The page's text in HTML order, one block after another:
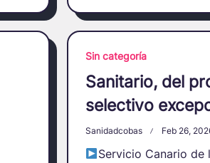
Sin categoría
Sanitario, del
selectivo
Sanidadcobas Feb 26,
Servicio Canario de